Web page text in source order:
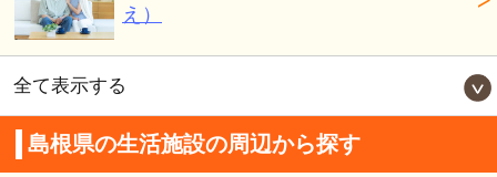
え）
全て表示する
島根県の生活施設の周辺から探す